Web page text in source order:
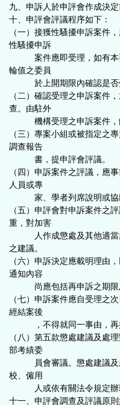
九、申訴人於申評會作成決
十、申評會評議程序如下：
（一）接獲性騷擾申訴案件
性騷擾申訴
案件應即受理，如有本要
輪值之委員
於上開期限內確認是否受
（二）確認受理之申訴案件
查。由駐外
機構受理之申訴案件，館
（三）專案小組或被指定之
調查報告
書，提申評會評議。
（四）申訴案件之評議，應
人員或專
家、學者列席說明或協
（五）申評會對申訴案件之
重，對加害
人作成懲處及其他適當處
之建議。
（六）申訴決定應載明理由
通知內容
尚應包括再申訴之期限及
（七）申訴案件應自受理之
經結案後
，不得就同一事由，再
（八）第五款懲處建議及處
部考績委
員會審議。懲處建議及處
校、僱用
人或依有關法令規定辦
十一、申評會調查及評議原則